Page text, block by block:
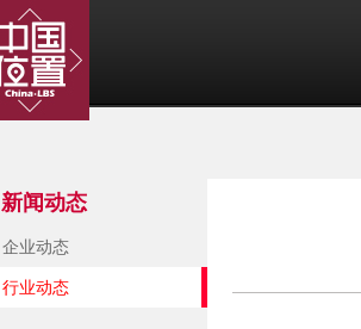
新闻动态
企业动态
行业动态